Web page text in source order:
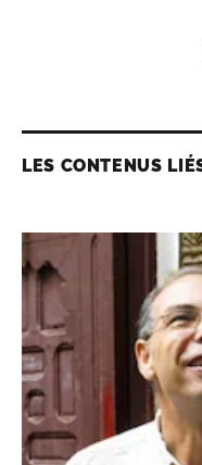
LES CONTENUS